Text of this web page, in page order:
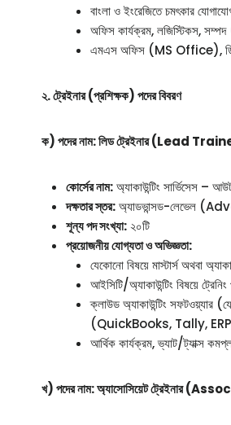
বাংলা ও ইংরেজিতে চমৎকার
অফিস কার্যক্রম, লজিস্টিকস,
এমএস অফিস (MS Office),
২. ট্রেইনার (প্রশিক্ষক) পদের বিবরণ
ক) পদের নাম: লিড ট্রেইনার (Lead
কোর্সের নাম:অ্যাকাউন্টিং
দক্ষতার স্তর:অ্যাডভান্সড-লেভেল
শূন্য পদ সংখ্যা: ২০টি
প্রয়োজনীয় যোগ্যতা ও অভিজ্ঞতা:
যেকোনো বিষয়ে মাস্টার্স অথবা
আইসিটি/অ্যাকাউন্টিং বিষয়ে ট্রেনিং
ক্লাউড অ্যাকাউন্টিং
(QuickBooks, Tally, ERP)
আর্থিক কার্যক্রম, ভ্যাট/ট্যাক্স
খ) পদের নাম: অ্যাসোসিয়েট ট্রেইনার